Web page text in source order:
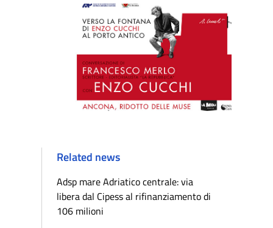
Related news
Adsp mare Adriatico centrale: via
libera dal Cipess al rifinanziamento di
106 milioni